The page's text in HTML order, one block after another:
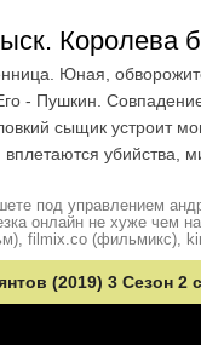
Королева
Юная,
Пушкин. Совпадение
сыщик устроит
убийства,
под управлением
онлайн не хуже чем
filmix.co (фильмикс),
(2019) 3 Сезон 2